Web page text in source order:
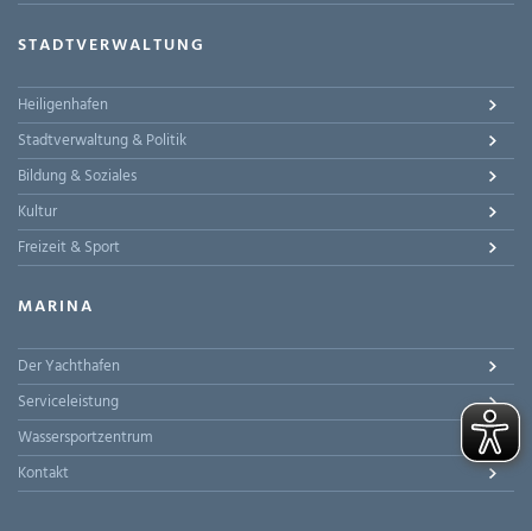
STADTVERWALTUNG
Heiligenhafen
Stadtverwaltung & Politik
Bildung & Soziales
Kultur
Freizeit & Sport
MARINA
Der Yachthafen
Serviceleistung
Wassersportzentrum
Kontakt